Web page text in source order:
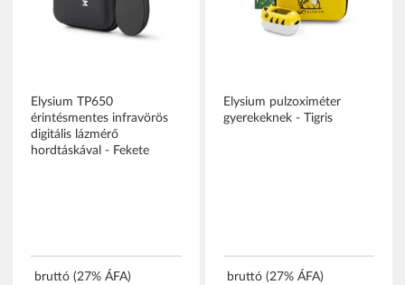
Elysium TP650
érintésmentes infravörös
digitális lázmérő
hordtáskával - Fekete
bruttó (27% ÁFA)
Elysium pulzoximéter
gyerekeknek - Tigris
bruttó (27% ÁFA)